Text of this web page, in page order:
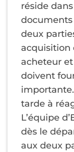
réside
documents
deux
acquisition
acheteur
doivent
tarde à
L’équipe
dès le
aux deux